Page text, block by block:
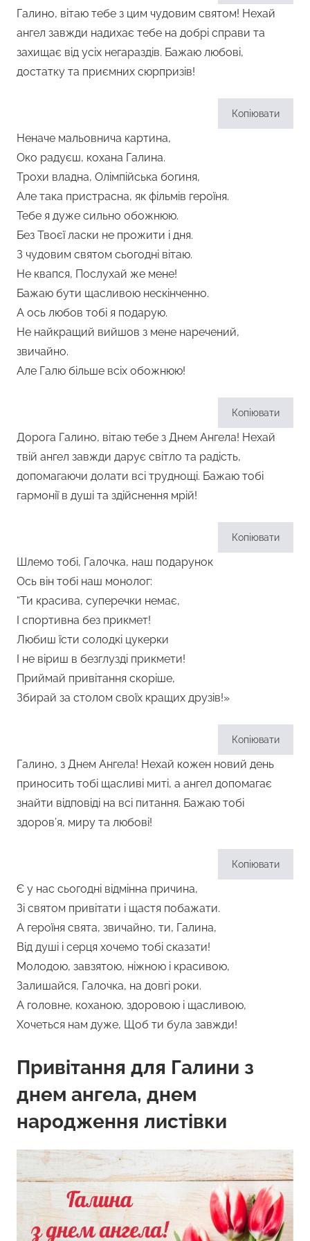
Галино, вітаю тебе з цим чудовим святом! Нехай
ангел завжди надихає тебе на добрі справи та
захищає від усіх негараздів. Бажаю любові,
достатку та приємних сюрпризів!
Копіювати
Неначе мальовнича картина,
Око радуєш, кохана Галина.
Трохи владна, Олімпійська богиня,
Але така пристрасна, як фільмів героїня.
Тебе я дуже сильно обожнюю.
Без Твоєї ласки не прожити і дня.
З чудовим святом сьогодні вітаю.
Не квапся, Послухай же мене!
Бажаю бути щасливою нескінченно.
А ось любов тобі я подарую.
Не найкращий вийшов з мене наречений,
звичайно.
Але Галю більше всіх обожнюю!
Копіювати
Дорога Галино, вітаю тебе з Днем Ангела! Нехай
твій ангел завжди дарує світло та радість,
допомагаючи долати всі труднощі. Бажаю тобі
гармонії в душі та здійснення мрій!
Копіювати
Шлемо тобі, Галочка, наш подарунок
Ось він тобі наш монолог:
“Ти красива, суперечки немає,
І спортивна без прикмет!
Любиш їсти солодкі цукерки
І не віриш в безглузді прикмети!
Приймай привітання скоріше,
Збирай за столом своїх кращих друзів!»
Копіювати
Галино, з Днем Ангела! Нехай кожен новий день
приносить тобі щасливі миті, а ангел допомагає
знайти відповіді на всі питання. Бажаю тобі
здоров’я, миру та любові!
Копіювати
Є у нас сьогодні відмінна причина,
Зі святом привітати і щастя побажати.
А героїня свята, звичайно, ти, Галина,
Від душі і серця хочемо тобі сказати!
Молодою, завзятою, ніжною і красивою,
Залишайся, Галочка, на довгі роки.
А головне, коханою, здоровою і щасливою,
Хочеться нам дуже, Щоб ти була завжди!
Привітання для Галини з
днем ангела, днем
народження листівки